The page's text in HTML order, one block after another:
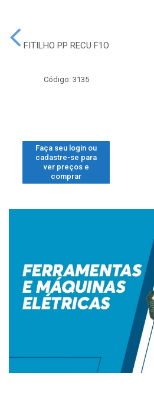
FITILHO PP RECU F1O
Código: 3135
Faça seu login ou
cadastre-se para
ver preços e
comprar